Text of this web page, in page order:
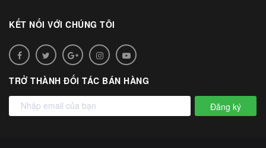
KẾT NỐI VỚI CHÚNG TÔI
TRỞ THÀNH ĐỐI TÁC BÁN HÀNG
Đăng ký